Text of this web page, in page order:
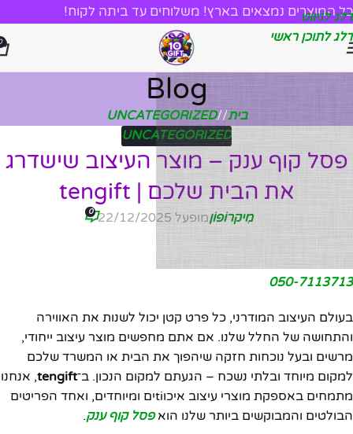
דלג לניווט
דלג לתוכן ראשי
כל המוצרים נמצאים בארץ! משלוחים עד ביתה לקוח!
Blog
בית/
UNCATEGORIZED
UNCATEGORIZED
פסל קוף ענק – מוצר העיצוב שישדרג
את הבית שלכם | tengift
מִיקרוֹפוֹןמופעל 22/12/2025 0
050-7113713
בעולם העיצוב המודרני, כל פרט קטן יכול לשנות את האווירה
והתחושה של החלל שלנו. אם אתם מחפשים מוצר עיצוב ייחודי,
מרשים ובעל נוכחות חזקה שיהפוך את הבית או המשרד שלכם
למקום מיוחד ובלתי נשכח – הגעתם למקום הנכון. ב־tengift, אנחנו
מתמחים באספקת מוצרי עיצוב איכוtiים ומיוחדים, ואחד הפריטים
הבולטים והמבוקשים ביותר שלנו הואפסל קוף ענק.